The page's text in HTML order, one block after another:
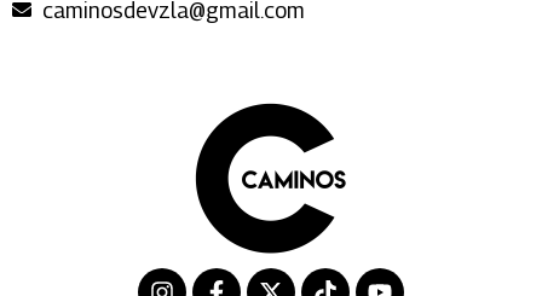
caminosdevzla@gmail.com